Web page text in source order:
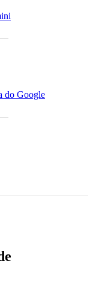
do Google